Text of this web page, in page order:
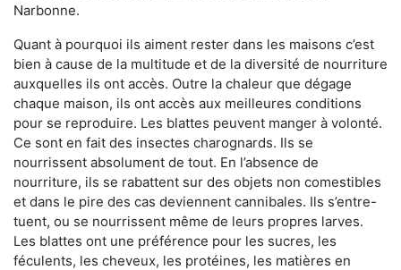
Narbonne.
Quant à pourquoi ils aiment rester dans les maisons c’est
bien à cause de la multitude et de la diversité de nourriture
auxquelles ils ont accès. Outre la chaleur que dégage
chaque maison, ils ont accès aux meilleures conditions
pour se reproduire. Les blattes peuvent manger à volonté.
Ce sont en fait des insectes charognards. Ils se
nourrissent absolument de tout. En l’absence de
nourriture, ils se rabattent sur des objets non comestibles
et dans le pire des cas deviennent cannibales. Ils s’entre-
tuent, ou se nourrissent même de leurs propres larves.
Les blattes ont une préférence pour les sucres, les
féculents, les cheveux, les protéines, les matières en